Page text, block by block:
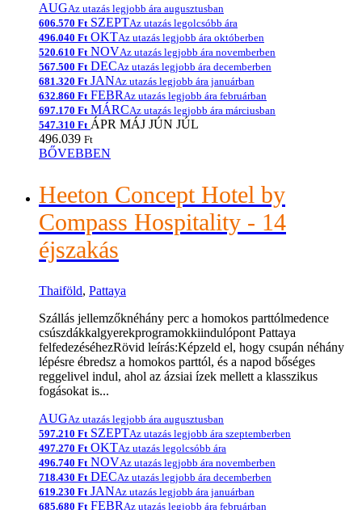
AUGAz utazás legjobb ára augusztusban
606.570 Ft SZEPTAz utazás legolcsóbb ára
496.040 Ft OKTAz utazás legjobb ára októberben
520.610 Ft NOVAz utazás legjobb ára novemberben
567.500 Ft DECAz utazás legjobb ára decemberben
681.320 Ft JANAz utazás legjobb ára januárban
632.860 Ft FEBRAz utazás legjobb ára februárban
697.170 Ft MÁRCAz utazás legjobb ára márciusban
547.310 Ft ÁPR MÁJ JÚN JÚL
496.039 Ft
BŐVEBBEN
Heeton Concept Hotel by
Compass Hospitality - 14
éjszakás
Thaiföld, Pattaya
Szállás jellemzőknéhány perc a homokos parttólmedence
csúszdákkalgyerekprogramokkiindulópont Pattaya
felfedezéséhezRövid leírás:Képzeld el, hogy csupán néhány
lépésre ébredsz a homokos parttól, és a napod bőséges
reggelivel indul, ahol az ázsiai ízek mellett a klasszikus
fogásokat is...
AUGAz utazás legjobb ára augusztusban
597.210 Ft SZEPTAz utazás legjobb ára szeptemberben
497.270 Ft OKTAz utazás legolcsóbb ára
496.740 Ft NOVAz utazás legjobb ára novemberben
718.430 Ft DECAz utazás legjobb ára decemberben
619.230 Ft JANAz utazás legjobb ára januárban
685.680 Ft FEBR Az utazás legjobb ára februárban